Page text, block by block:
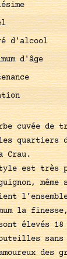
d'alcool
d'âge
cuvée de
quartiers
Crau.
est très
la
élevés 18
des